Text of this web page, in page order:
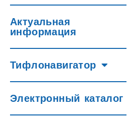
Актуальная
информация
Тифлонавигатор
Электронный каталог